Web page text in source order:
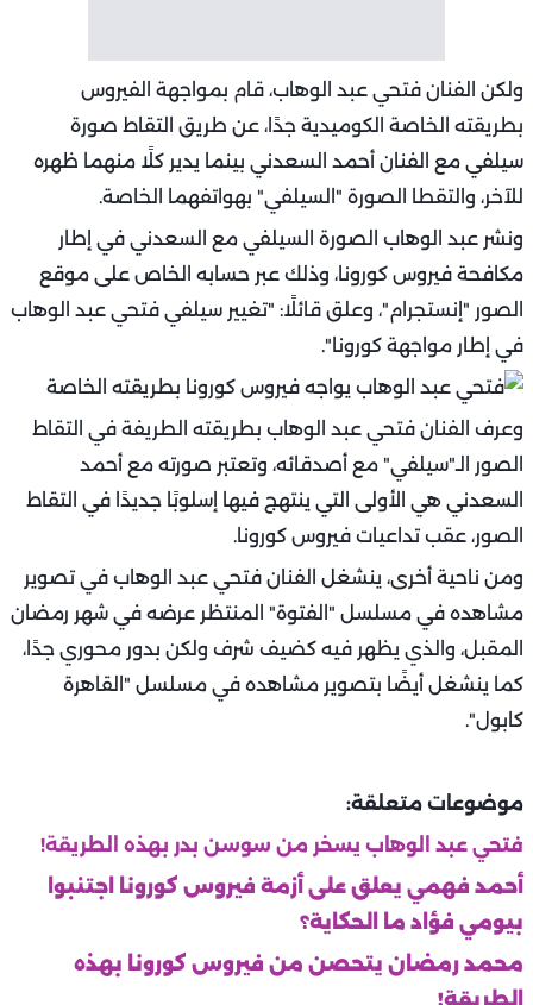
ولكن الفنان فتحي عبد الوهاب، قام بمواجهة الفيروس
بطريقته الخاصة الكوميدية جدًا، عن طريق التقاط صورة
سيلفي مع الفنان أحمد السعدني بينما يدير كلًا منهما ظهره
للآخر، والتقطا الصورة "السيلفي" بهواتفهما الخاصة.
ونشر عبد الوهاب الصورة السيلفي مع السعدني في إطار
مكافحة فيروس كورونا، وذلك عبر حسابه الخاص على موقع
الصور "إنستجرام"، وعلق قائلًا: "تغيير سيلفي فتحي عبد الوهاب
في إطار مواجهة كورونا".‏
وعرف الفنان فتحي عبد الوهاب بطريقته الطريفة في التقاط
الصور الـ"سيلفي" مع أصدقائه، وتعتبر صورته مع أحمد
السعدني هي الأولى التي ينتهج فيها إسلوبًا جديدًا في التقاط
الصور، عقب تداعيات فيروس كورونا.
ومن ناحية أخرى، ينشغل الفنان فتحي عبد الوهاب في تصوير
مشاهده في مسلسل "الفتوة" المنتظر عرضه في شهر رمضان
المقبل، والذي يظهر فيه كضيف شرف ولكن بدور محوري جدًا،
كما ينشغل أيضًا بتصوير مشاهده في مسلسل "القاهرة
كابول".
موضوعات متعلقة:
فتحي عبد الوهاب يسخر من سوسن بدر بهذه الطريقة!
أحمد فهمي يعلق على أزمة فيروس كورونا اجتنبوا
بيومي فؤاد ما الحكاية؟
محمد رمضان يتحصن من فيروس كورونا بهذه
الطريقة!